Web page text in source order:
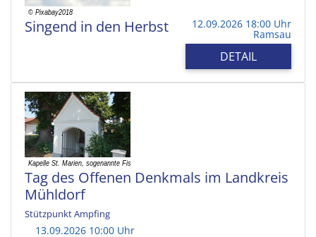
Singend in den Herbst 12.09.2026 18:00 Uhr
Ramsau
DETAIL
Tag des Offenen Denkmals im Landkreis
Mühldorf
Stützpunkt Ampfing
13.09.2026 10:00 Uhr